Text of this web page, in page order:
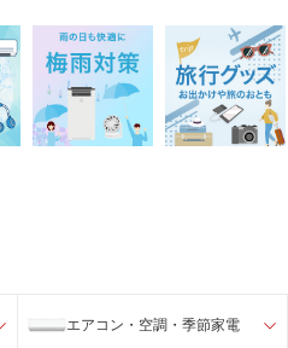
エアコン・空調・季節家電